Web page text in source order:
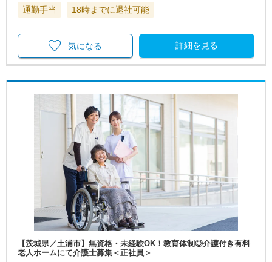
通勤手当 18時までに退社可能
詳細を見る
気になる
【茨城県／土浦市】無資格・未経験OK！教育体制◎介護付き有料
老人ホームにて介護士募集＜正社員＞